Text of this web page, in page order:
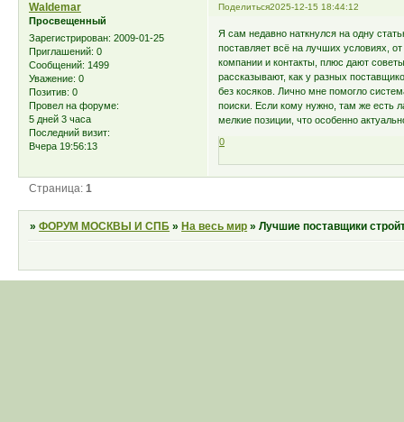
Поделиться2025-12-15 18:44:12
Waldemar
Просвещенный
Зарегистрирован: 2009-01-25
Приглашений: 0
Сообщений: 1499
Уважение: 0
Позитив: 0
Провел на форуме:
5 дней 3 часа
Последний визит:
Вчера 19:56:13
Я сам недавно наткнулся на одну
поставляет всё на лучших условиях,
компании и контакты, плюс дают
рассказывают, как у разных
без косяков. Лично мне помогло
поиски. Если кому нужно, там же есть
мелкие позиции, что особенно
0
Страница:1
»ФОРУМ МОСКВЫ И СПБ » На весь мир »Лучшие поставщики